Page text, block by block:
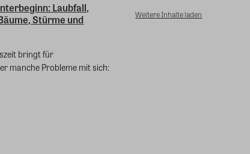
Laubfall,
Stürme und
bringt für
manche Probleme mit sich:
Weitere Inhalte laden